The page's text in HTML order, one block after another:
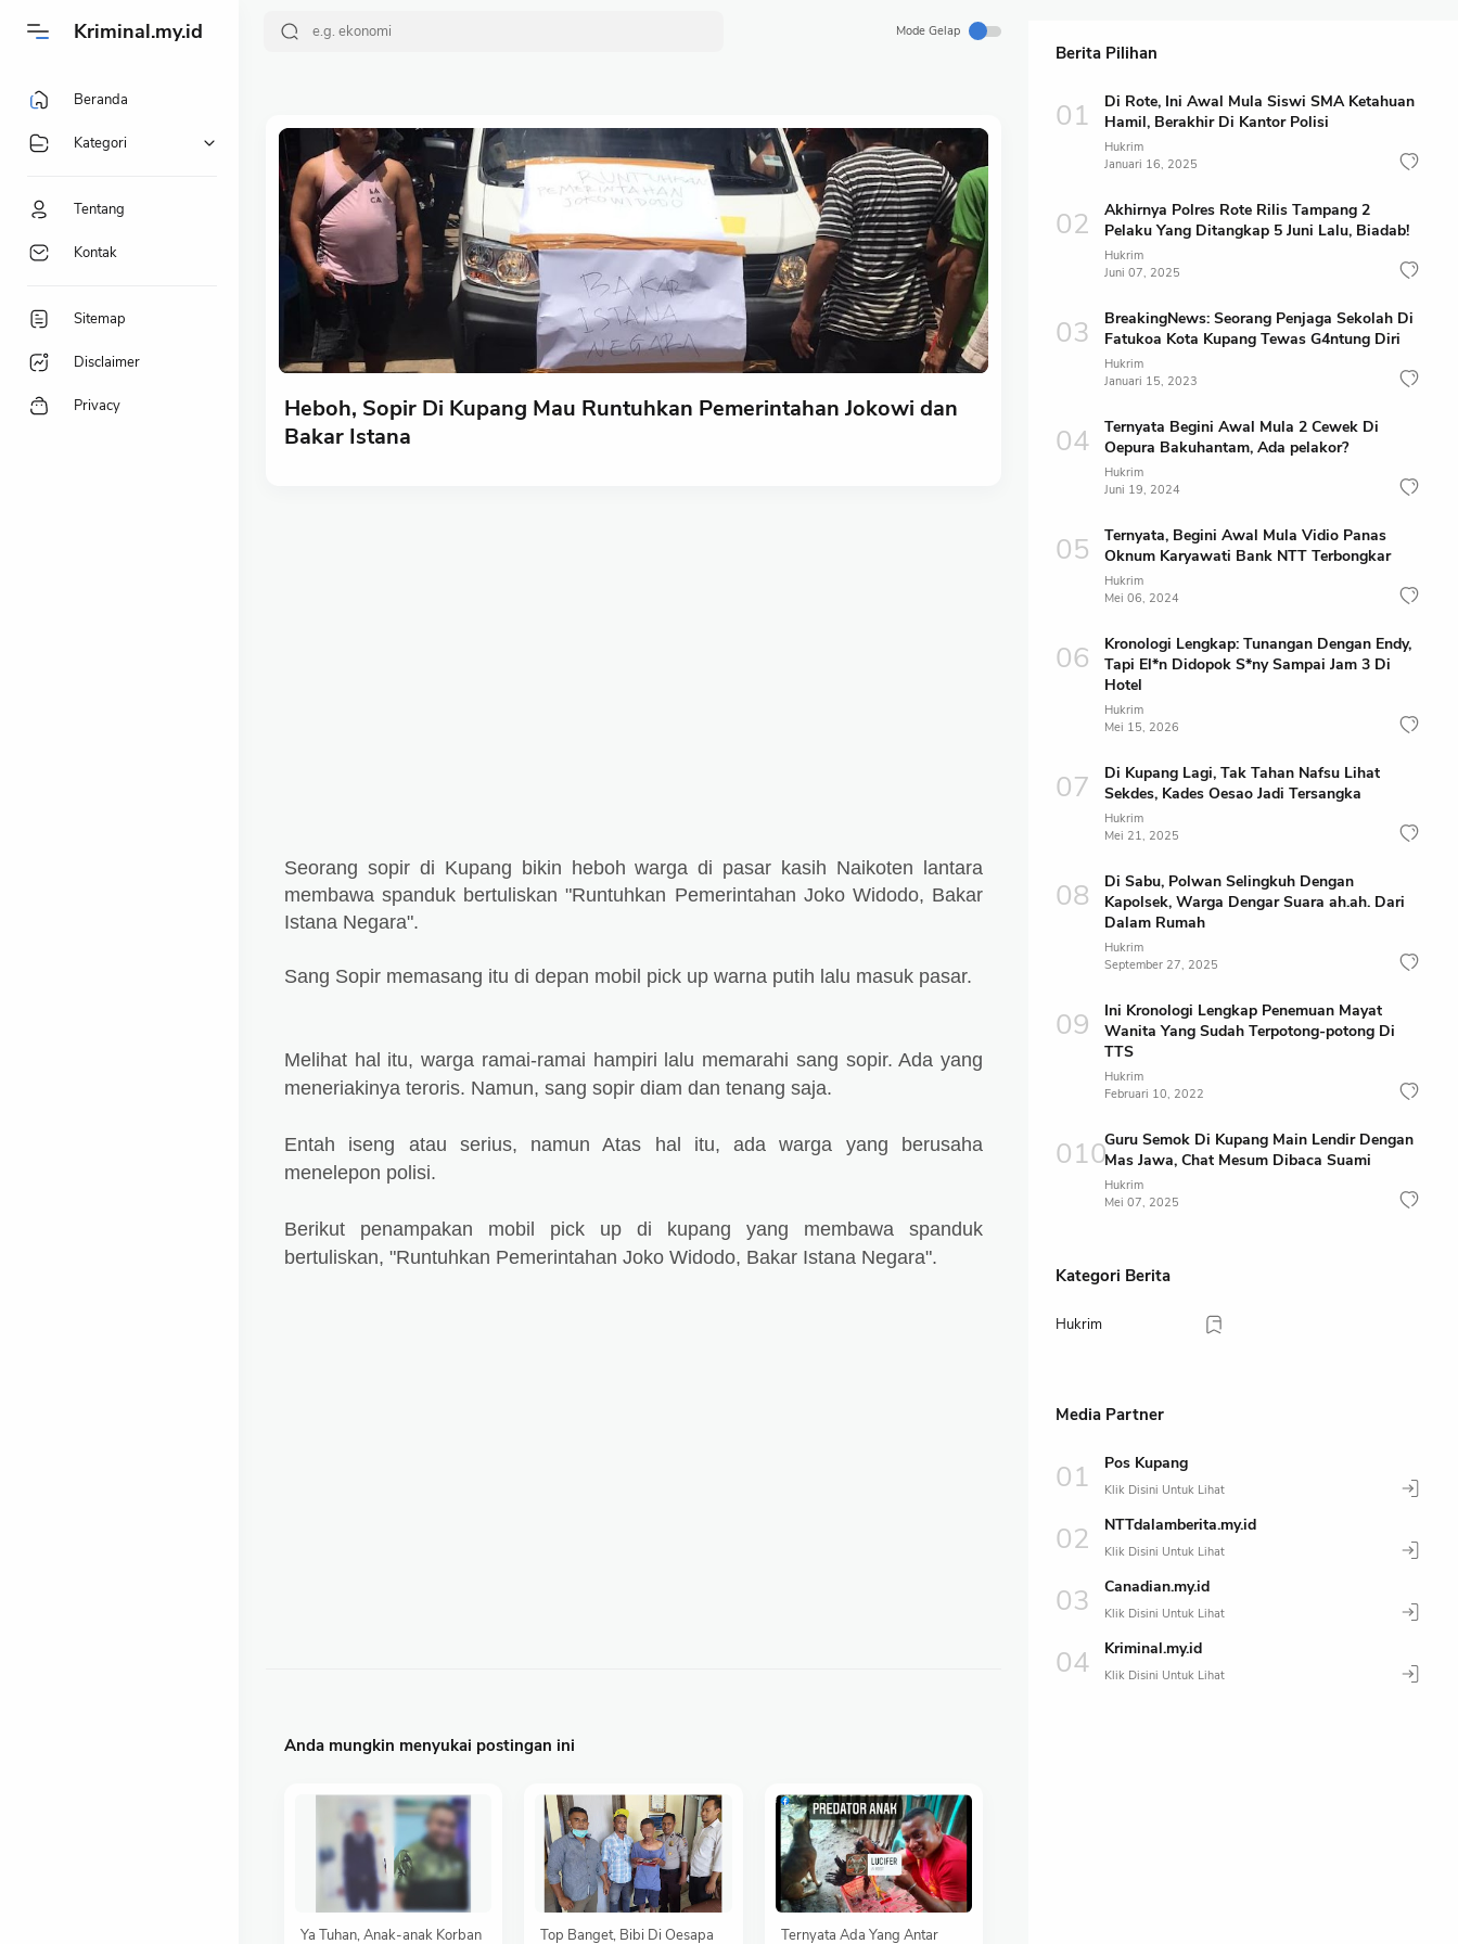
Kriminal.my.id Mode Gelap
Heboh, Sopir Di Kupang Mau Runtuhkan Pemerintahan Jokowi dan
Bakar Istana
Seorang sopir di Kupang bikin heboh warga di pasar kasih Naikoten lantara
membawa spanduk bertuliskan "Runtuhkan Pemerintahan Joko Widodo, Bakar
Istana Negara".
Sang Sopir memasang itu di depan mobil pick up warna putih lalu masuk pasar.
Melihat hal itu, warga ramai-ramai hampiri lalu memarahi sang sopir. Ada yang
meneriakinya teroris. Namun, sang sopir diam dan tenang saja.
Entah iseng atau serius, namun Atas hal itu, ada warga yang berusaha
menelepon polisi.
Berikut penampakan mobil pick up di kupang yang membawa spanduk
bertuliskan, "Runtuhkan Pemerintahan Joko Widodo, Bakar Istana Negara".
Anda mungkin menyukai postingan ini
Ya Tuhan, Anak-anak Korban Top Banget, Bibi Di Oesapa Ternyata Ada Yang Antar
Berita Pilihan
Di Rote, Ini Awal Mula Siswi SMA Ketahuan
Hamil, Berakhir Di Kantor Polisi
Hukrim
Januari 16, 2025
Akhirnya Polres Rote Rilis Tampang 2
Pelaku Yang Ditangkap 5 Juni Lalu, Biadab!
Hukrim
Juni 07, 2025
BreakingNews: Seorang Penjaga Sekolah Di
Fatukoa Kota Kupang Tewas G4ntung Diri
Hukrim
Januari 15, 2023
Ternyata Begini Awal Mula 2 Cewek Di
Oepura Bakuhantam, Ada pelakor?
Hukrim
Juni 19, 2024
Ternyata, Begini Awal Mula Vidio Panas
Oknum Karyawati Bank NTT Terbongkar
Hukrim
Mei 06, 2024
Kronologi Lengkap: Tunangan Dengan Endy,
Tapi El*n Didopok S*ny Sampai Jam 3 Di
Hotel
Hukrim
Mei 15, 2026
Di Kupang Lagi, Tak Tahan Nafsu Lihat
Sekdes, Kades Oesao Jadi Tersangka
Hukrim
Mei 21, 2025
Di Sabu, Polwan Selingkuh Dengan
Kapolsek, Warga Dengar Suara ah.ah. Dari
Dalam Rumah
Hukrim
September 27, 2025
Ini Kronologi Lengkap Penemuan Mayat
Wanita Yang Sudah Terpotong-potong Di
TTS
Hukrim
Februari 10, 2022
Guru Semok Di Kupang Main Lendir Dengan
Mas Jawa, Chat Mesum Dibaca Suami
Hukrim
Mei 07, 2025
Kategori Berita
Hukrim
Media Partner
Pos Kupang
NTTdalamberita.my.id
Canadian.my.id
Kriminal.my.id
Beranda
Kategori
Tentang
Kontak
Sitemap
Disclaimer
Privacy